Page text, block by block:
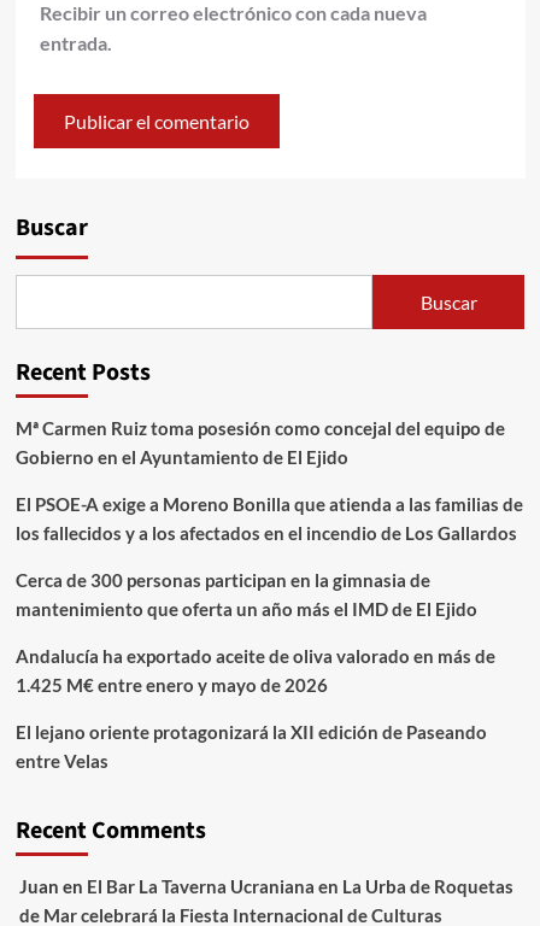
Recibir un correo electrónico con cada nueva
entrada.
Buscar
Buscar
Recent Posts
Mª Carmen Ruiz toma posesión como concejal del equipo de
Gobierno en el Ayuntamiento de El Ejido
El PSOE-A exige a Moreno Bonilla que atienda a las familias de
los fallecidos y a los afectados en el incendio de Los Gallardos
Cerca de 300 personas participan en la gimnasia de
mantenimiento que oferta un año más el IMD de El Ejido
Andalucía ha exportado aceite de oliva valorado en más de
1.425 M€ entre enero y mayo de 2026
El lejano oriente protagonizará la XII edición de Paseando
entre Velas
Recent Comments
Juan en El Bar La Taverna Ucraniana en La Urba de Roquetas
de Mar celebrará la Fiesta Internacional de Culturas